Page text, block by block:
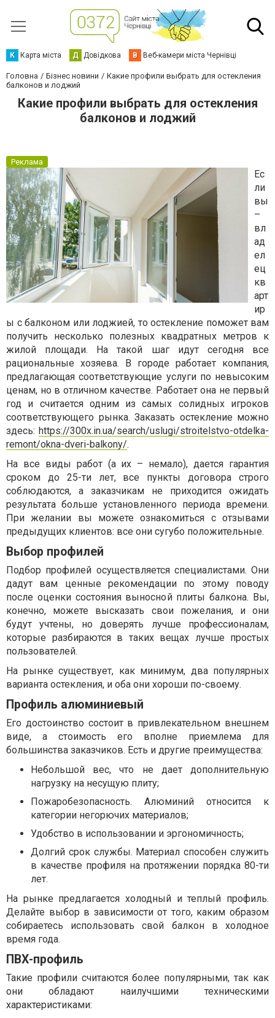
К Карта міста Д Довідкова В Веб-камери міста Чернівці
Головна Бізнес новини
Какие профили выбрать для остекления
балконов и лоджий
Какие профили выбрать для остекления
балконов и лоджий
Реклама
Ес
ли
вы
–
вл
ад
ел
ец
кв
арт
ир
ы с балконом или лоджией, то остекление поможет вам
получить несколько полезных квадратных метров к
жилой площади. На такой шаг идут сегодня все
рациональные хозяева. В городе работает компания,
предлагающая соответствующие услуги по невысоким
ценам, но в отличном качестве. Работает она не первый
год и считается одним из самых солидных игроков
соответствующего рынка. Заказать остекление можно
здесь: https://300x.in.ua/search/uslugi/stroitelstvo-otdelka-
remont/okna-dveri-balkony/.
На все виды работ (а их – немало), дается гарантия
сроком до 25-ти лет, все пункты договора строго
соблюдаются, а заказчикам не приходится ожидать
результата больше установленного периода времени.
При желании вы можете ознакомиться с отзывами
предыдущих клиентов: все они сугубо положительные.
Выбор профилей
Подбор профилей осуществляется специалистами. Они
дадут вам ценные рекомендации по этому поводу
после оценки состояния выносной плиты балкона. Вы,
конечно, можете высказать свои пожелания, и они
будут учтены, но доверять лучше профессионалам,
которые разбираются в таких вещах лучше простых
пользователей.
На рынке существует, как минимум, два популярных
варианта остекления, и оба они хороши по-своему.
Профиль алюминиевый
Его достоинство состоит в привлекательном внешнем
виде, а стоимость его вполне приемлема для
большинства заказчиков. Есть и другие преимущества:
Небольшой вес, что не дает дополнительную
нагрузку на несущую плиту;
Пожаробезопасность. Алюминий относится к
категории негорючих материалов;
Удобство в использовании и эргономичность;
Долгий срок службы. Материал способен служить
в качестве профиля на протяжении порядка 80-ти
лет.
На рынке предлагается холодный и теплый профиль.
Делайте выбор в зависимости от того, каким образом
собираетесь использовать свой балкон в холодное
время года.
ПВХ-профиль
Такие профили считаются более популярными, так как
они обладают наилучшими техническими
характеристиками: